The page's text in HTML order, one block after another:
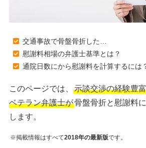
交通事故で骨盤骨折した…
慰謝料相場の弁護士基準とは？
通院日数にから慰謝料を計算するには
このページでは、
示談交渉の経験豊
ベテラン弁護士が骨盤骨折と慰謝料
します。
※掲載情報はすべて2018年の最新版です。